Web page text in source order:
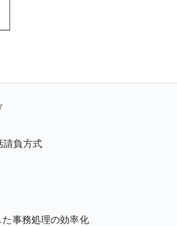
請負方式
事務処理の効率化